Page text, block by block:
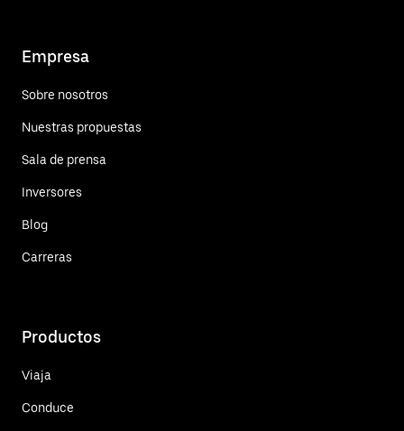
Empresa
Sobre nosotros
Nuestras propuestas
Sala de prensa
Inversores
Blog
Carreras
Productos
Viaja
Conduce